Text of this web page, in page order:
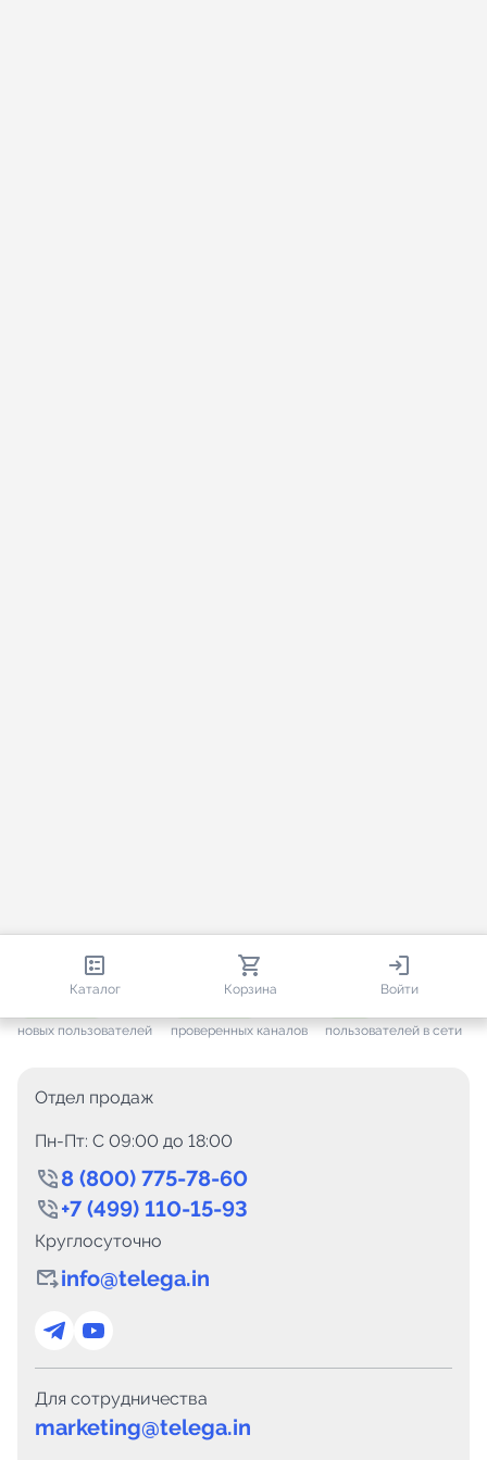
Каталог Корзина Войти
813 780
новых пользователей проверенных каналов пользователей в сети
Отдел продаж
Пн-Пт: C 09:00 до 18:00
8 (800) 775-78-60
+7 (499) 110-15-93
Круглосуточно
info@telega.in
Для сотрудничества
marketing@telega.in